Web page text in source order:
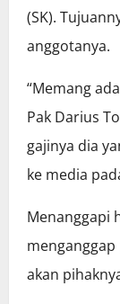
(SK).
anggotanya.
“Memang
Pak Darius
gajinya dia
ke media
Menanggapi
akan